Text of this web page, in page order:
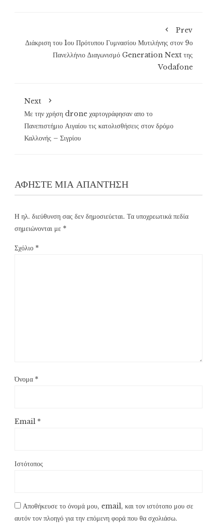
Prev
Διάκριση του 1ου Πρότυπου Γυμνασίου Μυτιλήνης στον 9ο
Πανελλήνιο Διαγωνισμό Generation Next της
Vodafone
Next
Με την χρήση drone χαρτογράφησαν απο το
Πανεπιστήμιο Αιγαίου τις κατολισθήσεις στον δρόμο
Καλλονής – Σιγρίου
ΑΦΉΣΤΕ ΜΙΑ ΑΠΆΝΤΗΣΗ
Η ηλ. διεύθυνση σας δεν δημοσιεύεται. Τα υποχρεωτικά πεδία
σημειώνονται με *
Σχόλιο *
Όνομα *
Email *
Ιστότοπος
Αποθήκευσε το όνομά μου, email, και τον ιστότοπο μου σε
αυτόν τον πλοηγό για την επόμενη φορά που θα σχολιάσω.